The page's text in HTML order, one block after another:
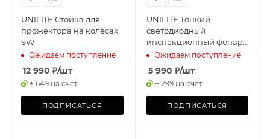
UNILITE Стойка для
прожектора на колесах
SW
Ожидаем поступление
12 990 ₽/шт
+ 649 на счет
ПОДПИСАТЬСЯ
UNILITE Тонкий
светодиодный
инспекционный фонарь
COB 850 Lm + SMD 150
Lm, IP54/IK07, 2600m
Ожидаем поступление
5 990 ₽/шт
+ 299 на счет
ПОДПИСАТЬСЯ